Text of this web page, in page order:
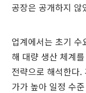
공장은 공개하지 않
업계에서는 초기
해 대량 생산 체계
전략으로 해석한다
가가 높아 일정 수